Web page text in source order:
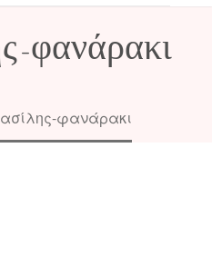
φανάρακι
φανάρακι